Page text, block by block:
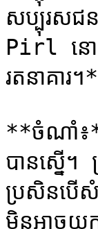
សប្បុរសជ
Pirl នោះ
រតនាគារ
**ចំណាំ៖
បានស្នើ
ប្រសិនបើ
មិនអាចយក